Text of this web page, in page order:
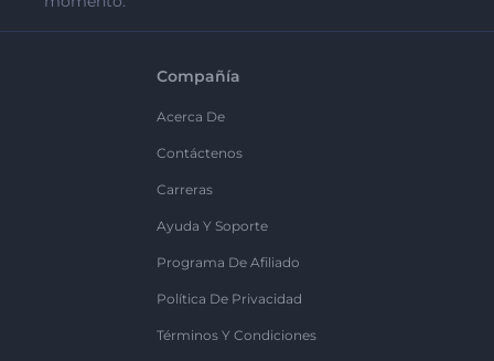
Compañía
Acerca De
Contáctenos
Carreras
Ayuda Y Soporte
Programa De Afiliado
Política De Privacidad
Términos Y Condiciones